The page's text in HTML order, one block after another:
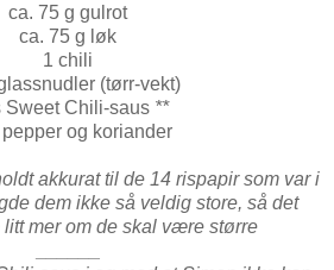
ca. 75 g gulrot
ca. 75 g løk
1 chili
(tørr-vekt)
Sweet Chili-saus **
og koriander
akkurat til de 14 rispapir som var i
dem ikke så veldig store, så det
litt mer om de skal være større